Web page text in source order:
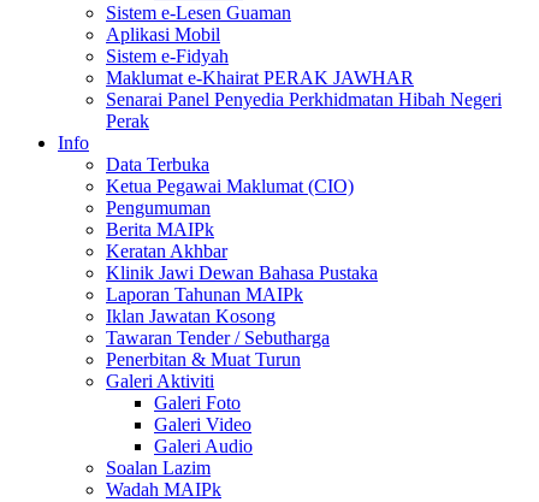
Sistem e-Lesen Guaman
Aplikasi Mobil
Sistem e-Fidyah
Maklumat e-Khairat PERAK JAWHAR
Senarai Panel Penyedia Perkhidmatan Hibah Negeri
Perak
Info
Data Terbuka
Ketua Pegawai Maklumat (CIO)
Pengumuman
Berita MAIPk
Keratan Akhbar
Klinik Jawi Dewan Bahasa Pustaka
Laporan Tahunan MAIPk
Iklan Jawatan Kosong
Tawaran Tender / Sebutharga
Penerbitan & Muat Turun
Galeri Aktiviti
Galeri Foto
Galeri Video
Galeri Audio
Soalan Lazim
Wadah MAIPk